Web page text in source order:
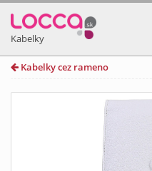
Kabelky
Kabelky cez rameno